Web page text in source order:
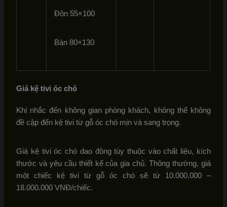
Đôn 55×100
Bàn 80×130
Giá kệ tivi óc chó
Khi nhắc đến không gian phòng khách, không thể không
đề cập đến kệ tivi từ gỗ óc chó mịn và sang trọng.
Giá kệ tivi óc chó dao động tùy thuộc vào chất liệu, kích
thước và yêu cầu thiết kế của gia chủ. Thông thường, giá
một chiếc kệ tivi từ gỗ óc chó sẽ từ 10.000.000 –
18.000.000 VNĐ/chiếc.